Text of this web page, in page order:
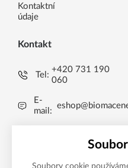
Kontaktní
údaje
Kontakt
Tel:
+420 731 190
060
E-
mail:
Soubory cookie